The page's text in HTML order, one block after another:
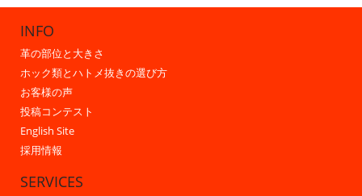
INFO
革の部位と大きさ
ホック類とハトメ抜きの選び方
お客様の声
投稿コンテスト
English Site
採用情報
SERVICES